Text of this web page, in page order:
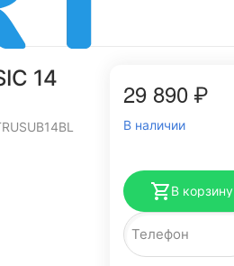
14
29 890₽
В наличии
В корзину